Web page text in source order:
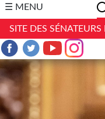
☰ MENU
SITE DES